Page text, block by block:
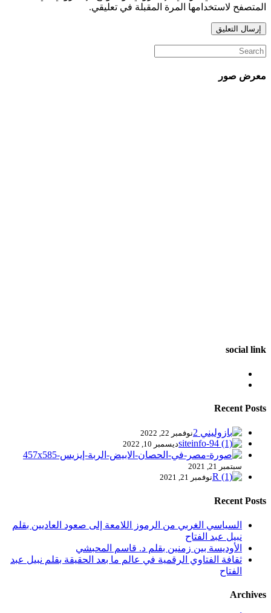
المتصفح لاستخدامها المرة المقبلة في تعليقي.
معرض صور
social link
Recent Posts
نوفمبر 22, 2022
ديسمبر 10, 2022
سبتمبر 21, 2021
نوفمبر 21, 2021
Recent Posts
السياسي الغربي من الرموز اللامعة إلى صعود العاديين بقلم
نبيل عبد الفتاح
الأوديسة بين زمنين بقلم د. قاسم المحبشي
ثقافة الفتاوي الرقمية في عالم ما بعد الحقيقة بقلم نبيل عبد
الفتاح
Archives